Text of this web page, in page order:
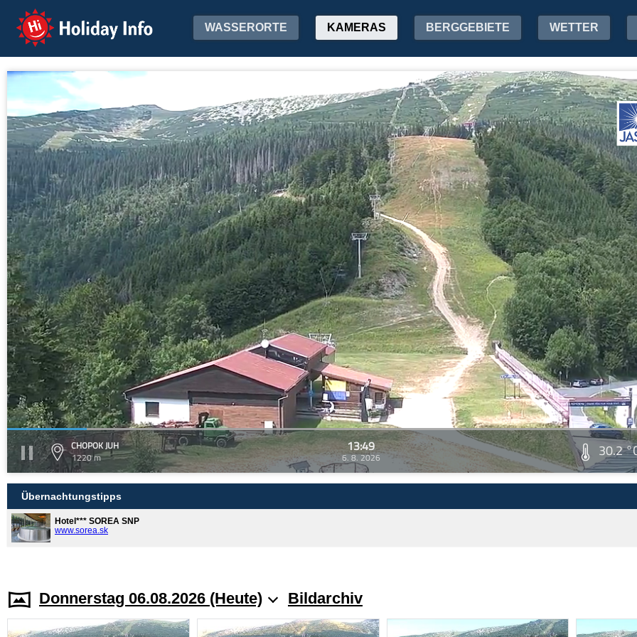
Holiday Info WASSERORTE KAMERAS BERGGEBIETE WETTER
CHOPOK JUH
1220 m
13:49
6. 8. 2026 30.2
Übernachtungstipps
Hotel*** SOREA SNP
www.sorea.sk
Donnerstag 06.08.2026 (Heute) Bildarchiv